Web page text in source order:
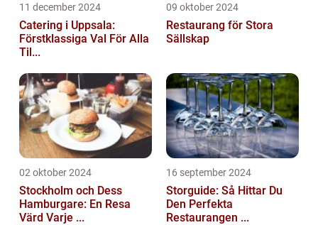
11 december 2024
Catering i Uppsala:
Förstklassiga Val För Alla
Til...
09 oktober 2024
Restaurang för Stora
Sällskap
02 oktober 2024
Stockholm och Dess
Hamburgare: En Resa
Värd Varje ...
16 september 2024
Storguide: Så Hittar Du
Den Perfekta
Restaurangen ...